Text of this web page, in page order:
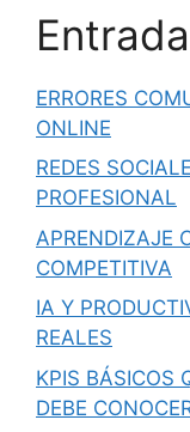
ERRORES
ONLINE
REDES
PROFESIONAL
APRENDIZAJE
COMPETITIVA
IA Y
REALES
KPIS BÁSICOS
DEBE